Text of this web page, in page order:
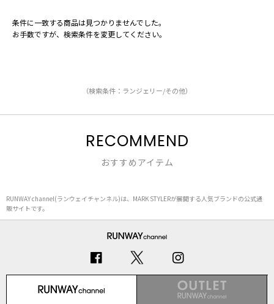
条件に一致する商品は見つかりませんでした。
お手数ですが、検索条件を変更してください。
（検索条件：ランジェリー/その他）
RECOMMEND
おすすめアイテム
RUNWAY channel(ランウェイチャンネル)は、MARK STYLERが展開する人気ブランドの公式通
販サイトです。